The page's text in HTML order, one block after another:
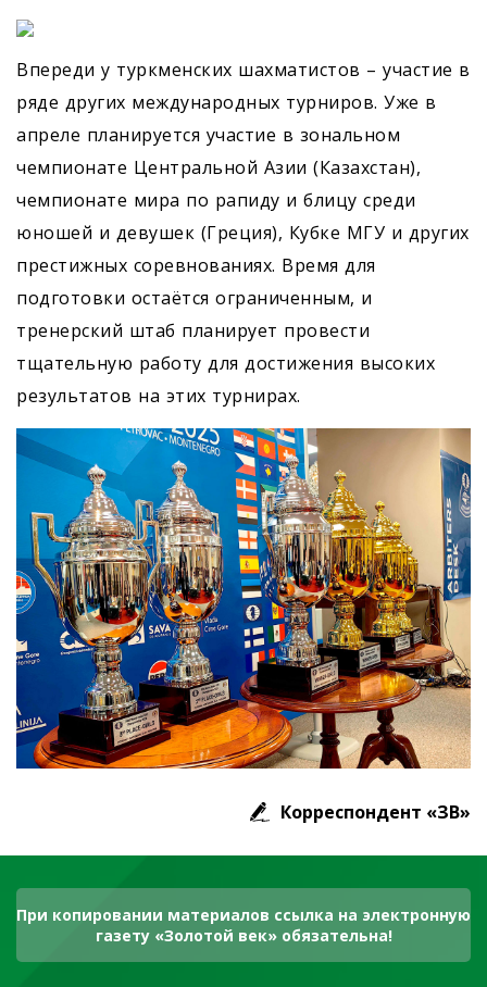
Впереди у туркменских шахматистов – участие в
ряде других международных турниров. Уже в
апреле планируется участие в зональном
чемпионате Центральной Азии (Казахстан),
чемпионате мира по рапиду и блицу среди
юношей и девушек (Греция), Кубке МГУ и других
престижных соревнованиях. Время для
подготовки остаётся ограниченным, и
тренерский штаб планирует провести
тщательную работу для достижения высоких
результатов на этих турнирах.
Корреспондент «ЗВ»
При копировании материалов ссылка на электронную
газету «Золотой век» обязательна!